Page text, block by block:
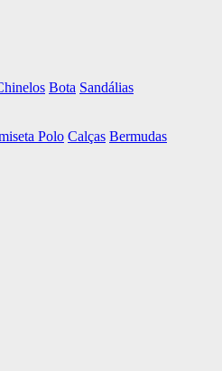
Bota Sandálias
Polo Calças Bermudas